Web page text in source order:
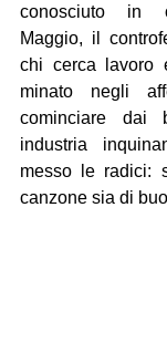
conosciuto in
Maggio, il
chi cerca lavoro
minato negli
cominciare dai
industria
messo le radici:
canzone sia di